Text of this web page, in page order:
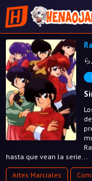
hasta que vean la serie...
Artes Marciales